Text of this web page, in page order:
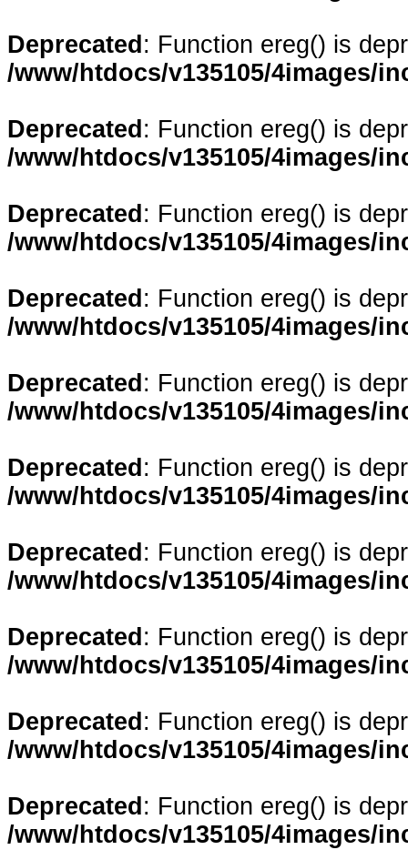
Deprecated : Function ereg() is
/www/htdocs/v135105/4images/
Deprecated : Function ereg() is
/www/htdocs/v135105/4images/
Deprecated : Function ereg() is
/www/htdocs/v135105/4images/
Deprecated : Function ereg() is
/www/htdocs/v135105/4images/
Deprecated : Function ereg() is
/www/htdocs/v135105/4images/
Deprecated : Function ereg() is
/www/htdocs/v135105/4images/
Deprecated : Function ereg() is
/www/htdocs/v135105/4images/
Deprecated : Function ereg() is
/www/htdocs/v135105/4images/
Deprecated : Function ereg() is
/www/htdocs/v135105/4images/
Deprecated : Function ereg() is
/www/htdocs/v135105/4images/